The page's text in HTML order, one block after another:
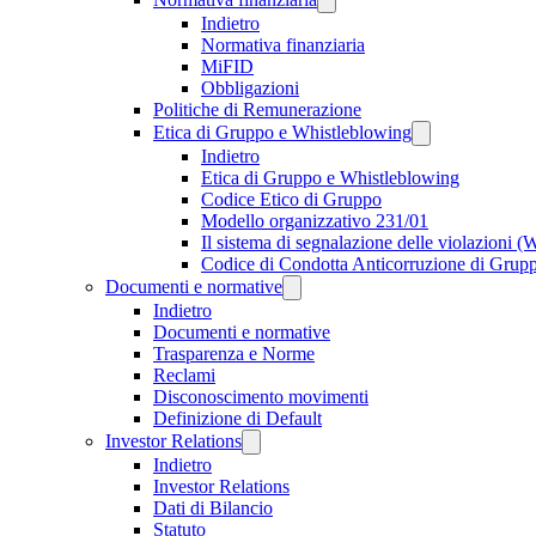
Indietro
Normativa finanziaria
MiFID
Obbligazioni
Politiche di Remunerazione
Etica di Gruppo e Whistleblowing
Indietro
Etica di Gruppo e Whistleblowing
Codice Etico di Gruppo
Modello organizzativo 231/01
Il sistema di segnalazione delle violazioni
Codice di Condotta Anticorruzione di
Documenti e normative
Indietro
Documenti e normative
Trasparenza e Norme
Reclami
Disconoscimento movimenti
Definizione di Default
Investor Relations
Indietro
Investor Relations
Dati di Bilancio
Statuto